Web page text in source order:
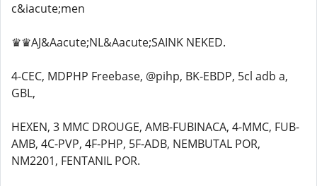
c&iacute;men
♛♛AJ&Aacute;NL&Aacute;SAINK NEKED.
4-CEC, MDPHP Freebase, @pihp, BK-EBDP, 5cl adb a,
GBL,
HEXEN, 3 MMC DROUGE, AMB-FUBINACA, 4-MMC, FUB-
AMB, 4C-PVP, 4F-PHP, 5F-ADB, NEMBUTAL POR,
NM2201, FENTANIL POR.